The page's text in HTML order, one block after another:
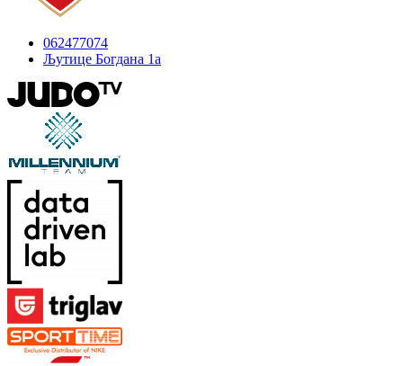
062477074
Љутице Богдана 1а